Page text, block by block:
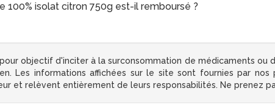
100% isolat citron 750g est-il remboursé ?
objectif d'inciter à la surconsommation de médicaments ou
Les informations affichées sur le site sont fournies par
et relèvent entièrement de leurs responsabilités. Ne prenez